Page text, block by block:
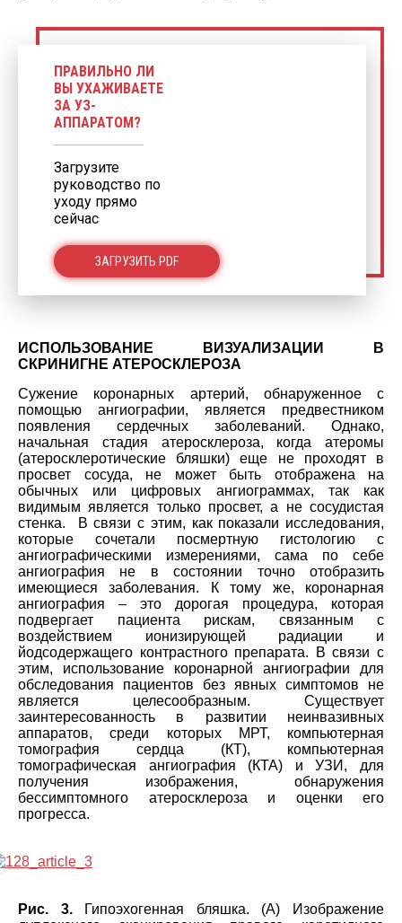
ПРАВИЛЬНО ЛИ
ВЫ УХАЖИВАЕТЕ
ЗА УЗ-
АППАРАТОМ?
Загрузите
руководство по
уходу прямо
сейчас
ЗАГРУЗИТЬ PDF
ИСПОЛЬЗОВАНИЕ ВИЗУАЛИЗАЦИИ В
СКРИНИГНЕ АТЕРОСКЛЕРОЗА
Сужение коронарных артерий, обнаруженное с
помощью ангиографии, является предвестником
появления сердечных заболеваний. Однако,
начальная стадия атеросклероза, когда атеромы
(атеросклеротические бляшки) еще не проходят в
просвет сосуда, не может быть отображена на
обычных или цифровых ангиограммах, так как
видимым является только просвет, а не сосудистая
стенка. В связи с этим, как показали исследования,
которые сочетали посмертную гистологию с
ангиографическими измерениями, сама по себе
ангиография не в состоянии точно отобразить
имеющиеся заболевания. К тому же, коронарная
ангиография – это дорогая процедура, которая
подвергает пациента рискам, связанным с
воздействием ионизирующей радиации и
йодсодержащего контрастного препарата. В связи с
этим, использование коронарной ангиографии для
обследования пациентов без явных симптомов не
является целесообразным. Существует
заинтересованность в развитии неинвазивных
аппаратов, среди которых МРТ, компьютерная
томография сердца (КТ), компьютерная
томографическая ангиография (КТА) и УЗИ, для
получения изображения, обнаружения
бессимптомного атеросклероза и оценки его
прогресса.
Рис. 3.
Гипоэхогенная бляшка. (А) Изображение